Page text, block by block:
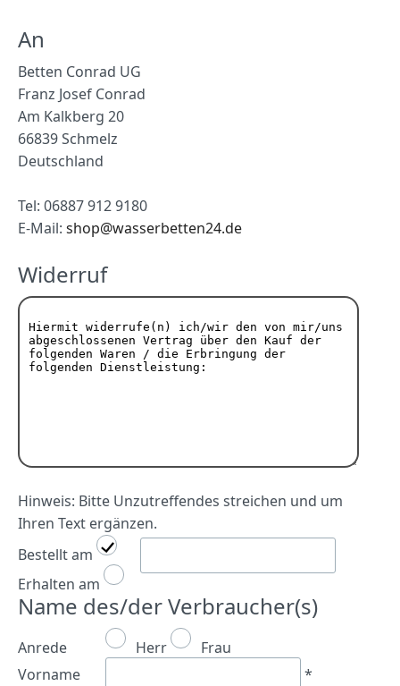
An
Betten Conrad UG
Franz Josef Conrad
Am Kalkberg 20
66839 Schmelz
Deutschland
Tel: 06887 912 9180
E-Mail: shop@wasserbetten24.de
Widerruf
Hinweis: Bitte Unzutreffendes streichen und um
Ihren Text ergänzen.
Bestellt am
Erhalten am
Name des/der Verbraucher(s)
Anrede Herr
Frau
Vorname
*